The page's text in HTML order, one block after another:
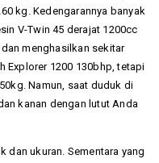
kg. Kedengarannya banyak
V-Twin 45 derajat 1200cc
menghasilkan sekitar
Explorer 1200 130bhp, tetapi
Namun, saat duduk di
kanan dengan lutut Anda
dan ukuran. Sementara yang